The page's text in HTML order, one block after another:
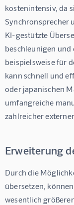
kostenintensiv, da
Synchronsprecher
KI-gestützte
beschleunigen und
beispielsweise für
kann schnell und
oder japanischen
umfangreiche
zahlreicher
Erweiterung
Durch die
übersetzen,
wesentlich